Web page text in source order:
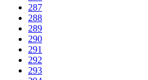
287
288
289
290
291
292
293